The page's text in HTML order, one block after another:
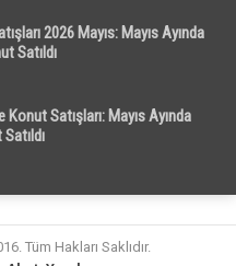
2026 Mayıs: Mayıs Ayında
Satıldı
Satışları: Mayıs Ayında
Tüm Hakları Saklıdır.